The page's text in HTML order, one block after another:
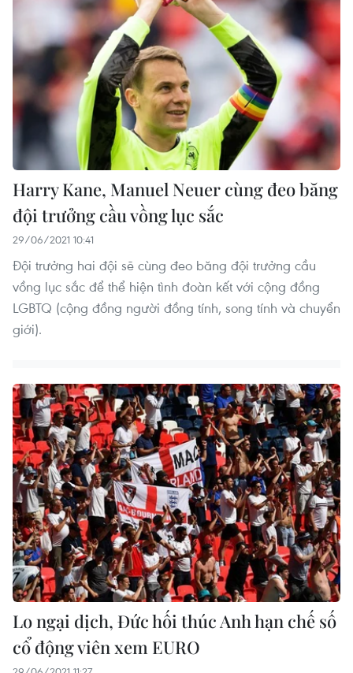
Harry Kane, Manuel Neuer cùng đeo băng
đội trưởng cầu vồng lục sắc
29/06/2021 10:41
Đội trưởng hai đội sẽ cùng đeo băng đội trưởng cầu
vồng lục sắc để thể hiện tình đoàn kết với cộng đồng
LGBTQ (cộng đồng người đồng tính, song tính và chuyển
giới).
Lo ngại dịch, Đức hối thúc Anh hạn chế số
cổ động viên xem EURO